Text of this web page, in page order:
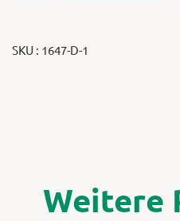
SKU : 1647-D-1
Weitere